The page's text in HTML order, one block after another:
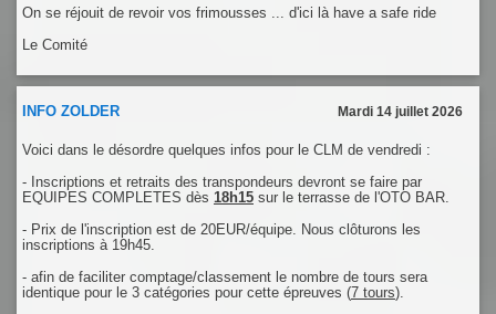
On se réjouit de revoir vos frimousses ... d'ici là have a safe ride
Le Comité
INFO ZOLDER Mardi 14 juillet 2026
Voici dans le désordre quelques infos pour le CLM de vendredi :
- Inscriptions et retraits des transpondeurs devront se faire par
EQUIPES COMPLETES dès 18h15 sur le terrasse de l'OTO BAR.
- Prix de l'inscription est de 20EUR/équipe. Nous clôturons les
inscriptions à 19h45.
- afin de faciliter comptage/classement le nombre de tours sera
identique pour le 3 catégories pour cette épreuves (7 tours).